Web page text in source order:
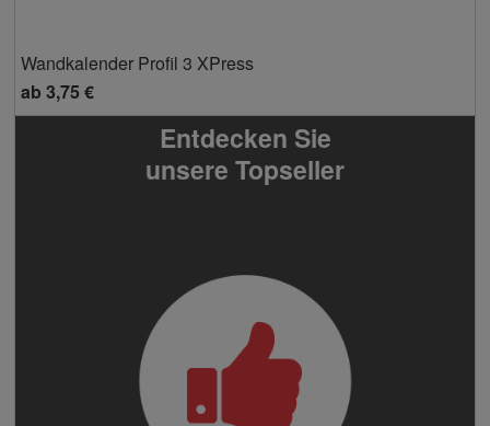
Wandkalender Profil 3 XPress
ab 3,75 €
Entdecken Sie
unsere Topseller